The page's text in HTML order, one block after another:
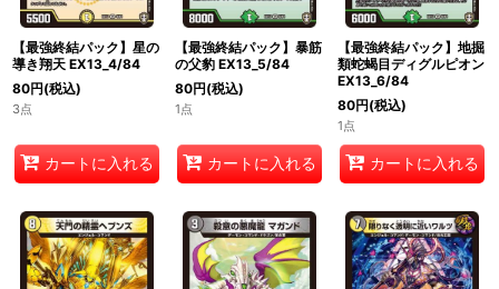
【最強終結パック】星の
導き翔天 EX13_4/84
80円(税込)
3点
カートに入れる
【最強終結パック】暴筋
の父豹 EX13_5/84
80円(税込)
1点
カートに入れる
【最強終結パック】地掘
類蛇蝎目ディグルピオン
EX13_6/84
80円(税込)
1点
カートに入れる